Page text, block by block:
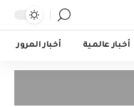
أخبار عالمية أخبار المرور